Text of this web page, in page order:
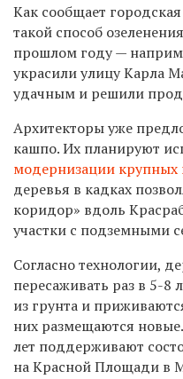
Как сообщает городская
такой способ
прошлом году —
украсили улицу Карла
удачным и решили
Архитекторы уже
кашпо. Их планируют
модернизации крупных
деревья в кадках
коридор» вдоль
участки с подземными
Согласно технологии,
пересаживать раз в 5-8
из грунта и
них размещаются
лет поддерживают
на Красной Площади в